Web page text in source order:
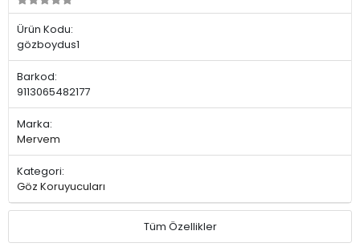
Ürün Kodu:
gözboydus1
Barkod:
9113065482177
Marka:
Mervem
Kategori:
Göz Koruyucuları
Tüm Özellikler